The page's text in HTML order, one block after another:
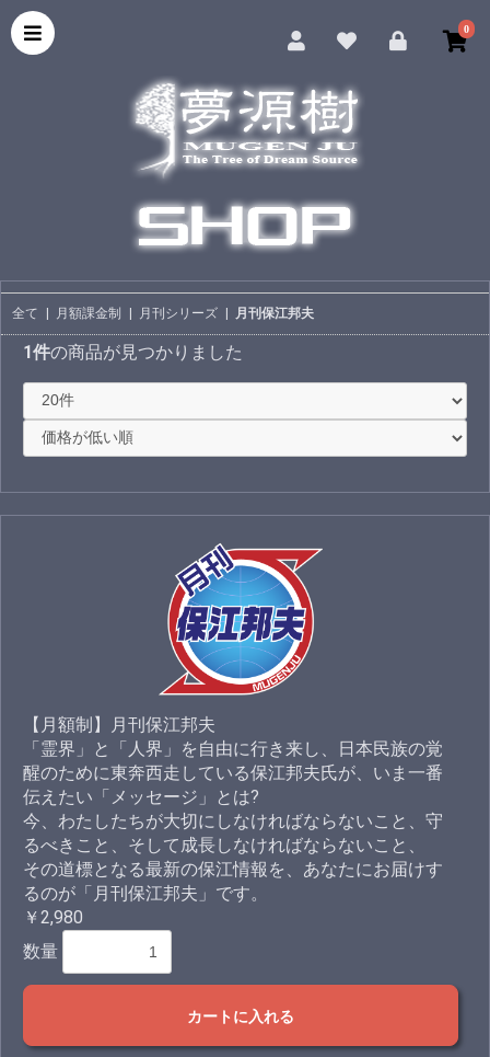
0
全て 月額課金制 月刊シリーズ 月刊保江邦夫
1件の商品が見つかりました
【月額制】月刊保江邦夫
「霊界」と「人界」を自由に行き来し、日本民族の覚
醒のために東奔西走している保江邦夫氏が、いま一番
伝えたい「メッセージ」とは?
今、わたしたちが大切にしなければならないこと、守
るべきこと、そして成長しなければならないこと、
その道標となる最新の保江情報を、あなたにお届けす
るのが「月刊保江邦夫」です。
￥2,980
数量
カートに入れる